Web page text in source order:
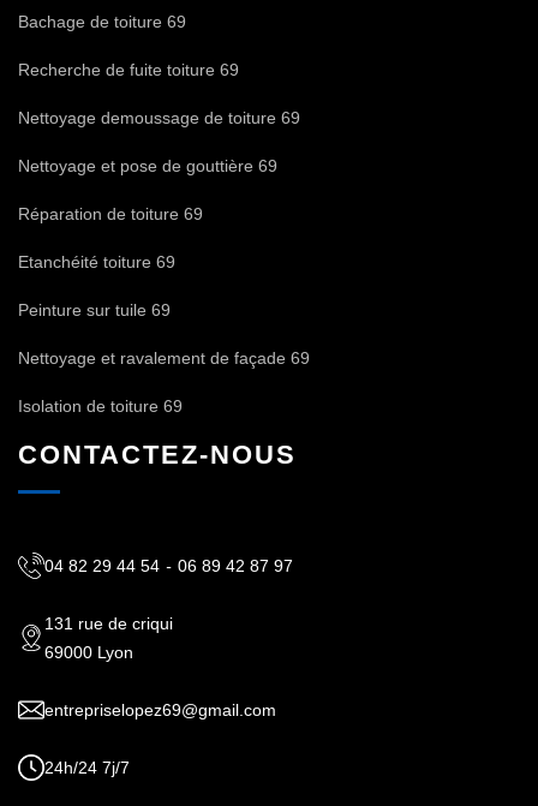
Bachage de toiture 69
Recherche de fuite toiture 69
Nettoyage demoussage de toiture 69
Nettoyage et pose de gouttière 69
Réparation de toiture 69
Etanchéité toiture 69
Peinture sur tuile 69
Nettoyage et ravalement de façade 69
Isolation de toiture 69
CONTACTEZ-NOUS
04 82 29 44 54 - 06 89 42 87 97
131 rue de criqui
69000 Lyon
entrepriselopez69@gmail.com
24h/24 7j/7